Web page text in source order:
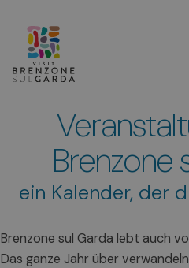
Brenzone
ein Kalender, der
Brenzone sul Garda lebt auch
Das ganze Jahr über